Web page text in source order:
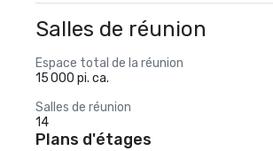
Salles de réunion
Espace total de la réunion
15 000 pi. ca.
Salles de réunion
14
Plans d'étages